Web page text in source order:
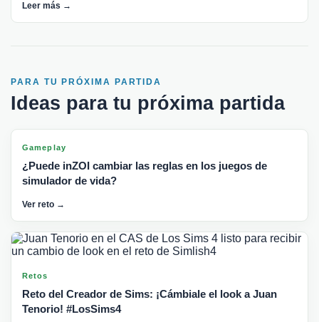
Leer más →
PARA TU PRÓXIMA PARTIDA
Ideas para tu próxima partida
Gameplay
¿Puede inZOI cambiar las reglas en los juegos de
simulador de vida?
Ver reto →
Retos
Reto del Creador de Sims: ¡Cámbiale el look a Juan
Tenorio! #LosSims4